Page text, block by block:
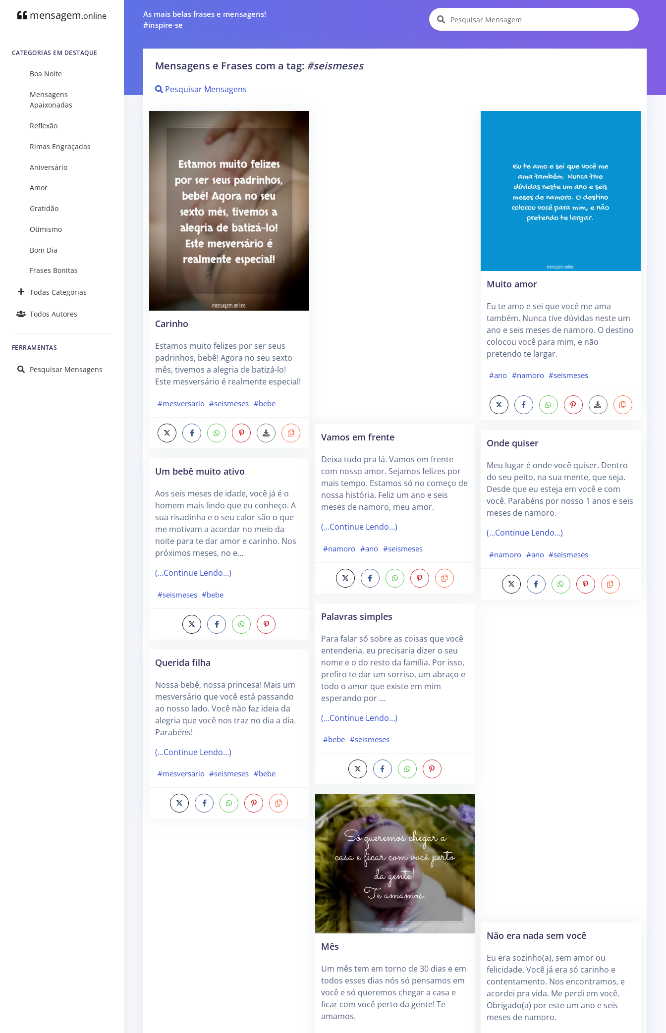
mensagem.online
CATEGORIAS EM DESTAQUE
Boa Noite
Mensagens
Apaixonadas
Reflexão
Rimas Engraçadas
Aniversário
Amor
Gratidão
Otimismo
Bom Dia
Frases Bonitas
Todas Categorias
Todos Autores
FERRAMENTAS
Pesquisar Mensagens
As mais belas frases e mensagens!
#inspire-se
Mensagens e Frases com a tag: #seismeses
Pesquisar Mensagens
Carinho
Estamos muito felizes por ser seus
padrinhos, bebê! Agora no seu sexto
mês, tivemos a alegria de batizá-lo!
Este mesversário é realmente especial!
#mesversario #seismeses #bebe
Um bebê muito ativo
Aos seis meses de idade, você já é o
homem mais lindo que eu conheço. A
sua risadinha e o seu calor são o que
me motivam a acordar no meio da
noite para te dar amor e carinho. Nos
próximos meses, no e…
(…Continue Lendo…)
#seismeses #bebe
Querida filha
Nossa bebê, nossa princesa! Mais um
mesversário que você está passando
ao nosso lado. Você não faz ideia da
alegria que você nos traz no dia a dia.
Parabéns!
(…Continue Lendo…)
#mesversario #seismeses #bebe
Vamos em frente
Deixa tudo pra lá. Vamos em frente
com nosso amor. Sejamos felizes por
mais tempo. Estamos só no começo de
nossa história. Feliz um ano e seis
meses de namoro, meu amor.
(…Continue Lendo…)
#namoro #ano #seismeses
Palavras simples
Para falar só sobre as coisas que você
entenderia, eu precisaria dizer o seu
nome e o do resto da família. Por isso,
prefiro te dar um sorriso, um abraço e
todo o amor que existe em mim
esperando por …
(…Continue Lendo…)
#bebe #seismeses
Mês
Um mês tem em torno de 30 dias e em
todos esses dias nós só pensamos em
você e só queremos chegar a casa e
ficar com você perto da gente! Te
amamos.
Muito amor
Eu te amo e sei que você me ama
também. Nunca tive dúvidas neste um
ano e seis meses de namoro. O destino
colocou você para mim, e não
pretendo te largar.
#ano #namoro #seismeses
Onde quiser
Meu lugar é onde você quiser. Dentro
do seu peito, na sua mente, que seja.
Desde que eu esteja em você e com
você. Parabéns por nosso 1 anos e seis
meses de namoro.
(…Continue Lendo…)
#namoro #ano #seismeses
Não era nada sem você
Eu era sozinho(a), sem amor ou
felicidade. Você já era só carinho e
contentamento. Nos encontramos, e
acordei pra vida. Me perdi em você.
Obrigado(a) por este um ano e seis
meses de namoro.